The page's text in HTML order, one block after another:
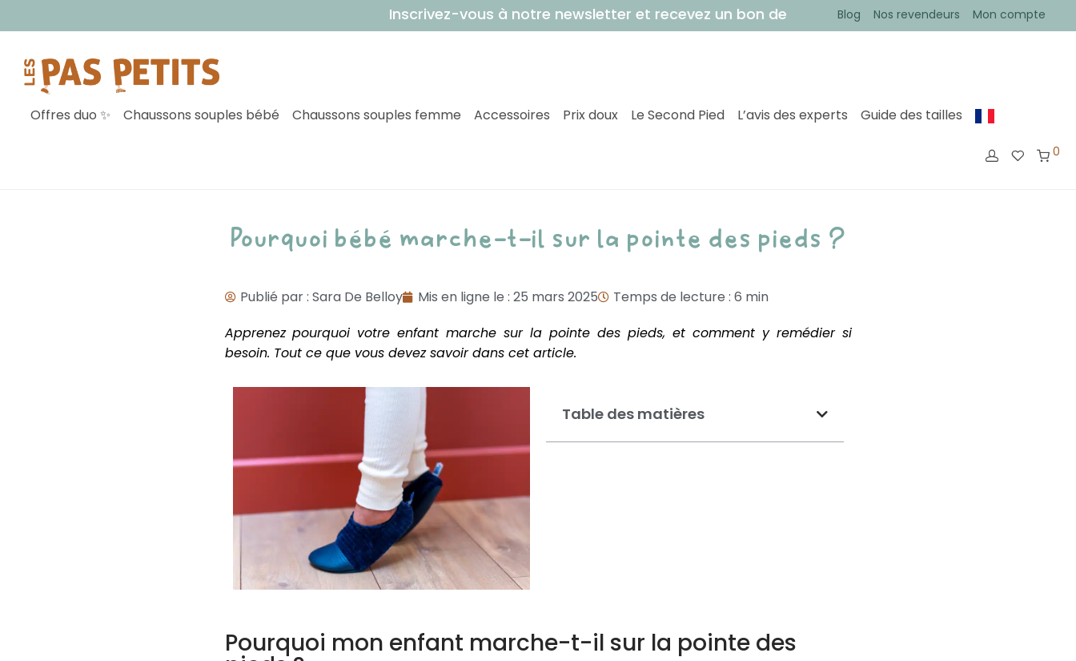
Inscrivez-vous à notre newsletter et recevez un bon de 5€ sur votre première commande !• Votre
Blog Nos revendeurs Mon compte
Offres duo ✨ Chaussons souples bébé Chaussons souples femme Accessoires Prix doux Le Second Pied L’avis des experts Guide des tailles
0
Pourquoi bébé marche-t-il sur la pointe des pieds ?
Publié par : Sara De Belloy Mis en ligne le : 25 mars 2025
Temps de lecture : 6 min
Apprenez pourquoi votre enfant marche sur la pointe des pieds, et comment y remédier si
besoin. Tout ce que vous devez savoir dans cet article.
Table des matières
Pourquoi mon enfant marche-t-il sur la pointe des